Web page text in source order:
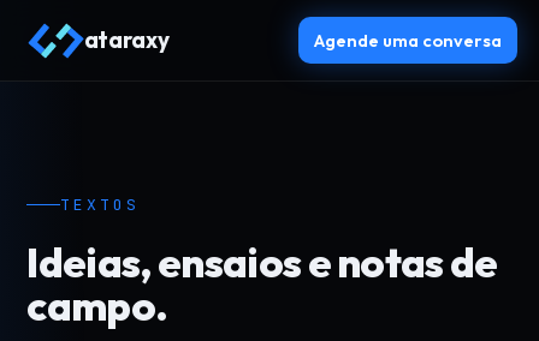
ataraxy Agende uma conversa
TEXTOS
Ideias, ensaios e notas de
campo.